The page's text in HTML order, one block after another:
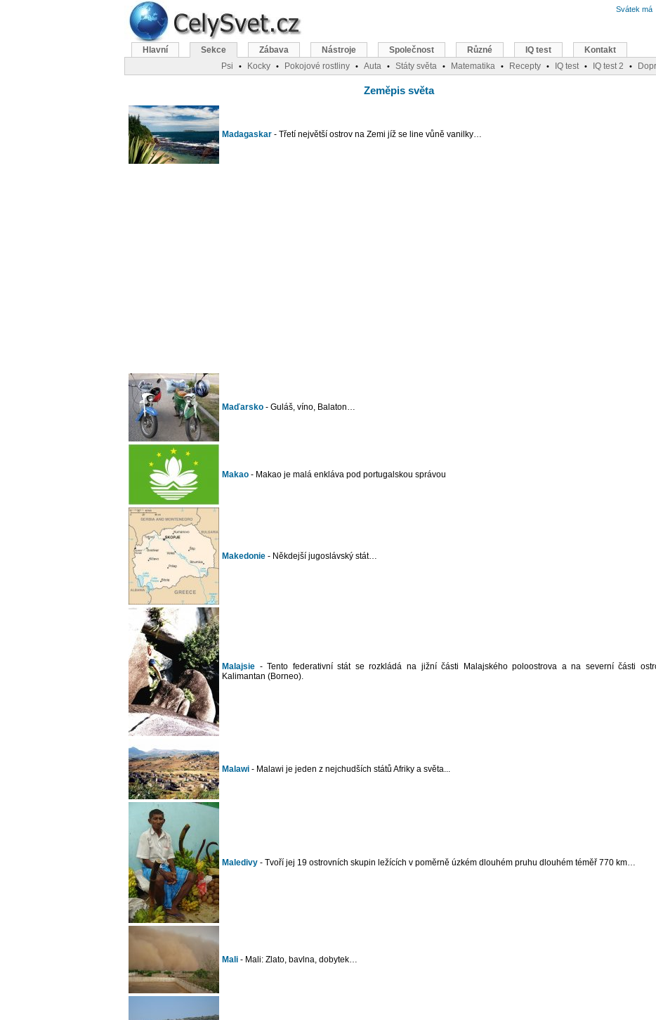
Zeměpis světa
Madagaskar - Třetí největší ostrov na Zemi jíž se line vůně vanilky…
Maďarsko - Guláš, víno, Balaton…
Makao - Makao je malá enkláva pod portugalskou správou
Makedonie - Někdejší jugoslávský stát…
Malajsie - Tento federativní stát se rozkládá na jižní části Malajského poloostrova a na severní části
Kalimantan (Borneo).
Malawi - Malawi je jeden z nejchudších států Afriky a světa...
Maledivy - Tvoří jej 19 ostrovních skupin ležících v poměrně úzkém dlouhém pruhu dlouhém téměř 770 km…
Mali - Mali: Zlato, bavlna, dobytek…
Svátek má
Hlavní Sekce Zábava Nástroje Společnost Různé IQ test
Kontakt
Psi
• Kocky • Pokojové rostliny • Auta • Státy světa • Matematika • Recepty • IQ test • IQ test 2 •